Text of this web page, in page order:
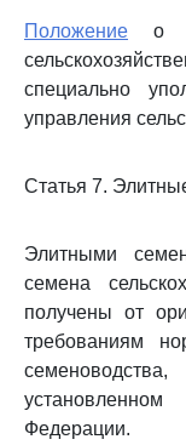
Положение о
специально
управления
Статья 7.
Элитными
семена
получены от
требованиям
Федерации.